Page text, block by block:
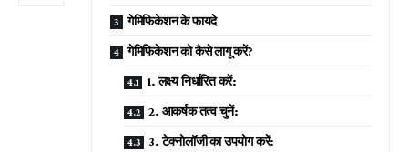
गेमिफिकेशन के फायदे
गेमिफिकेशन को कैसे लागू करें?
1. लक्ष्य निर्धारित करें:
2. आकर्षक तत्व चुनें:
3. टेक्नोलॉजी का उपयोग करें: